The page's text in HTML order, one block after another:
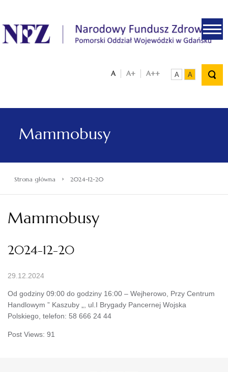
.
A A+ A++ A A
Mammobusy
Strona główna › 2024-12-20
Mammobusy
2024-12-20
29.12.2024
Od godziny 09:00 do godziny 16:00 – Wejherowo, Przy Centrum
Handlowym ” Kaszuby „, ul.I Brygady Pancernej Wojska
Polskiego, telefon: 58 666 24 44
Post Views: 91